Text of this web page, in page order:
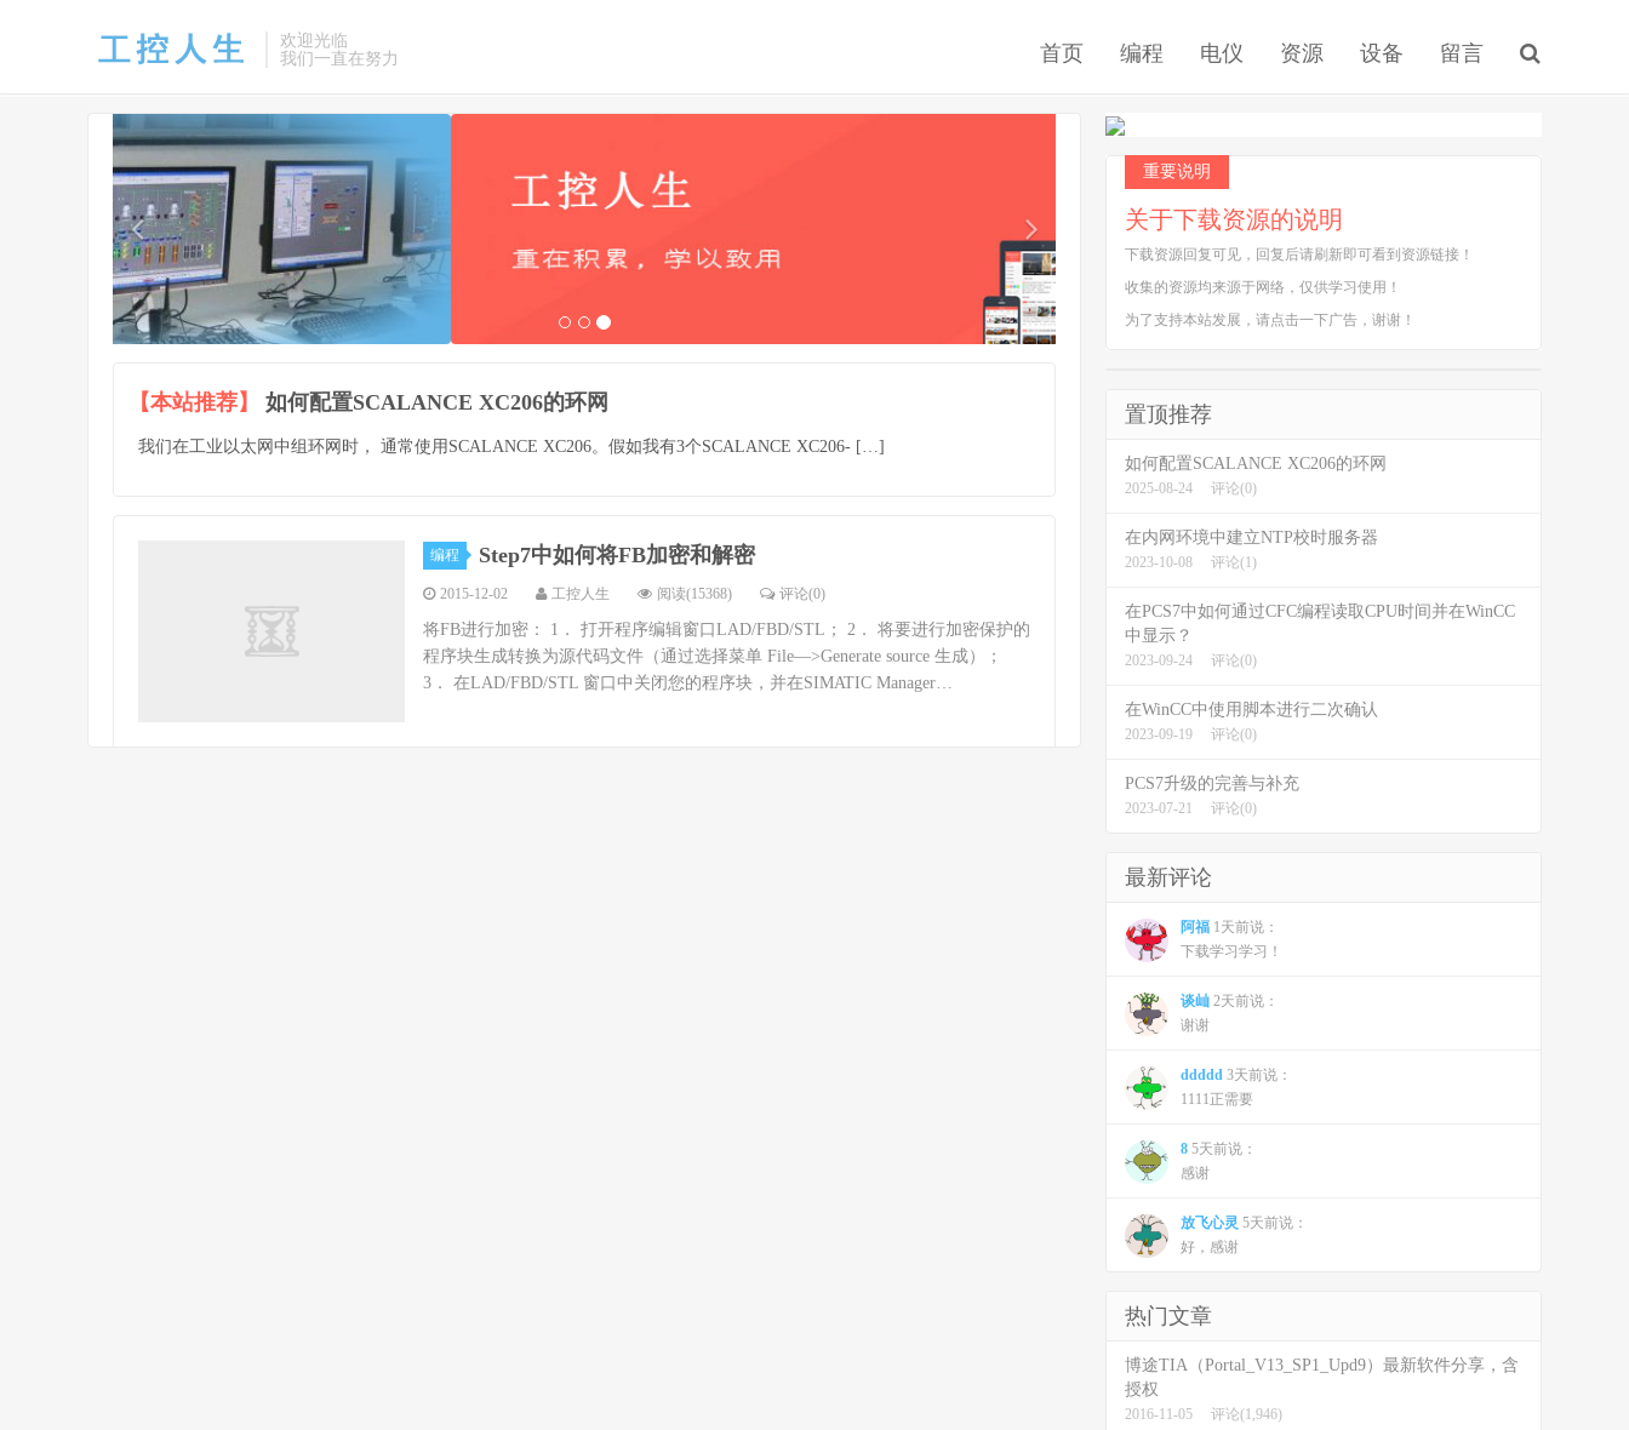
欢迎光临
我们一直在努力
首页 编程 电仪 资源 设备 留言
【本站推荐】 如何配置SCALANCE XC206的环网
我们在工业以太网中组环网时， 通常使用SCALANCE XC206。假如我有3个SCALANCE XC206- […]
编程 Step7中如何将FB加密和解密
2015-12-02 工控人生 阅读(15368) 评论(0)
将FB进行加密： 1． 打开程序编辑窗口LAD/FBD/STL； 2． 将要进行加密保护的
程序块生成转换为源代码文件（通过选择菜单 File—>Generate source 生成）；
3． 在LAD/FBD/STL 窗口中关闭您的程序块，并在SIMATIC Manager…
重要说明
关于下载资源的说明
下载资源回复可见，回复后请刷新即可看到资源链接！
收集的资源均来源于网络，仅供学习使用！
为了支持本站发展，请点击一下广告，谢谢！
置顶推荐
如何配置SCALANCE XC206的环网
2025-08-24 评论(0)
在内网环境中建立NTP校时服务器
2023-10-08 评论(1)
在PCS7中如何通过CFC编程读取CPU时间并在WinCC
中显示？
2023-09-24 评论(0)
在WinCC中使用脚本进行二次确认
2023-09-19 评论(0)
PCS7升级的完善与补充
2023-07-21 评论(0)
最新评论
阿福 1天前说：
下载学习学习！
谈屾 2天前说：
谢谢
ddddd 3天前说：
1111正需要
8 5天前说：
感谢
放飞心灵 5天前说：
好，感谢
热门文章
博途TIA（Portal_V13_SP1_Upd9）最新软件分享，含
授权
2016-11-05 评论(1,946)